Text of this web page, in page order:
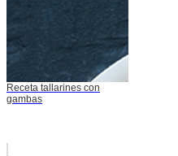
Receta tallarines con
gambas